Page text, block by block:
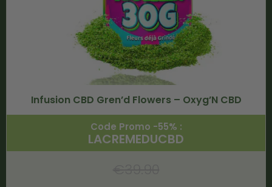
Infusion CBD Gren’d Flowers – Oxyg’N CBD
Code Promo -55% :
LACREMEDUCBD